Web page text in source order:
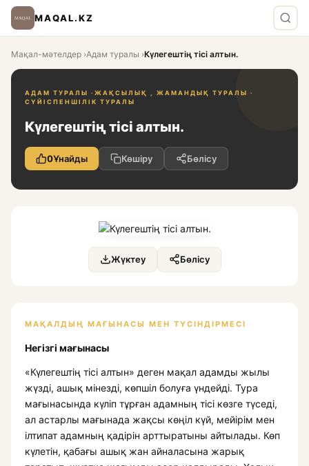
MAQAL.KZ
Мақал-мәтелдер ›Адам туралы ›Күлегештің тісі алтын.
АДАМ ТУРАЛЫ · ЖАҚСЫЛЫҚ , ЖАМАНДЫҚ ТУРАЛЫ ·
СҮЙІСПЕНШІЛІК ТУРАЛЫ
Күлегештің тісі алтын.
0Ұнайды Көшіру Бөлісу
Жүктеу Бөлісу
МАҚАЛДЫҢ МАҒЫНАСЫ МЕН ТҮСІНДІРМЕСІ
Негізгі мағынасы
«Күлегештің тісі алтын» деген мақал адамды жылы
жүзді, ашық мінезді, көпшіл болуға үндейді. Тура
мағынасында күліп тұрған адамның тісі көзге түседі,
ал астарлы мағынада жақсы көңіл күй, мейірім мен
ілтипат адамның қадірін арттыратыны айтылады. Көп
күлетін, қабағы ашық жан айналасына жарық